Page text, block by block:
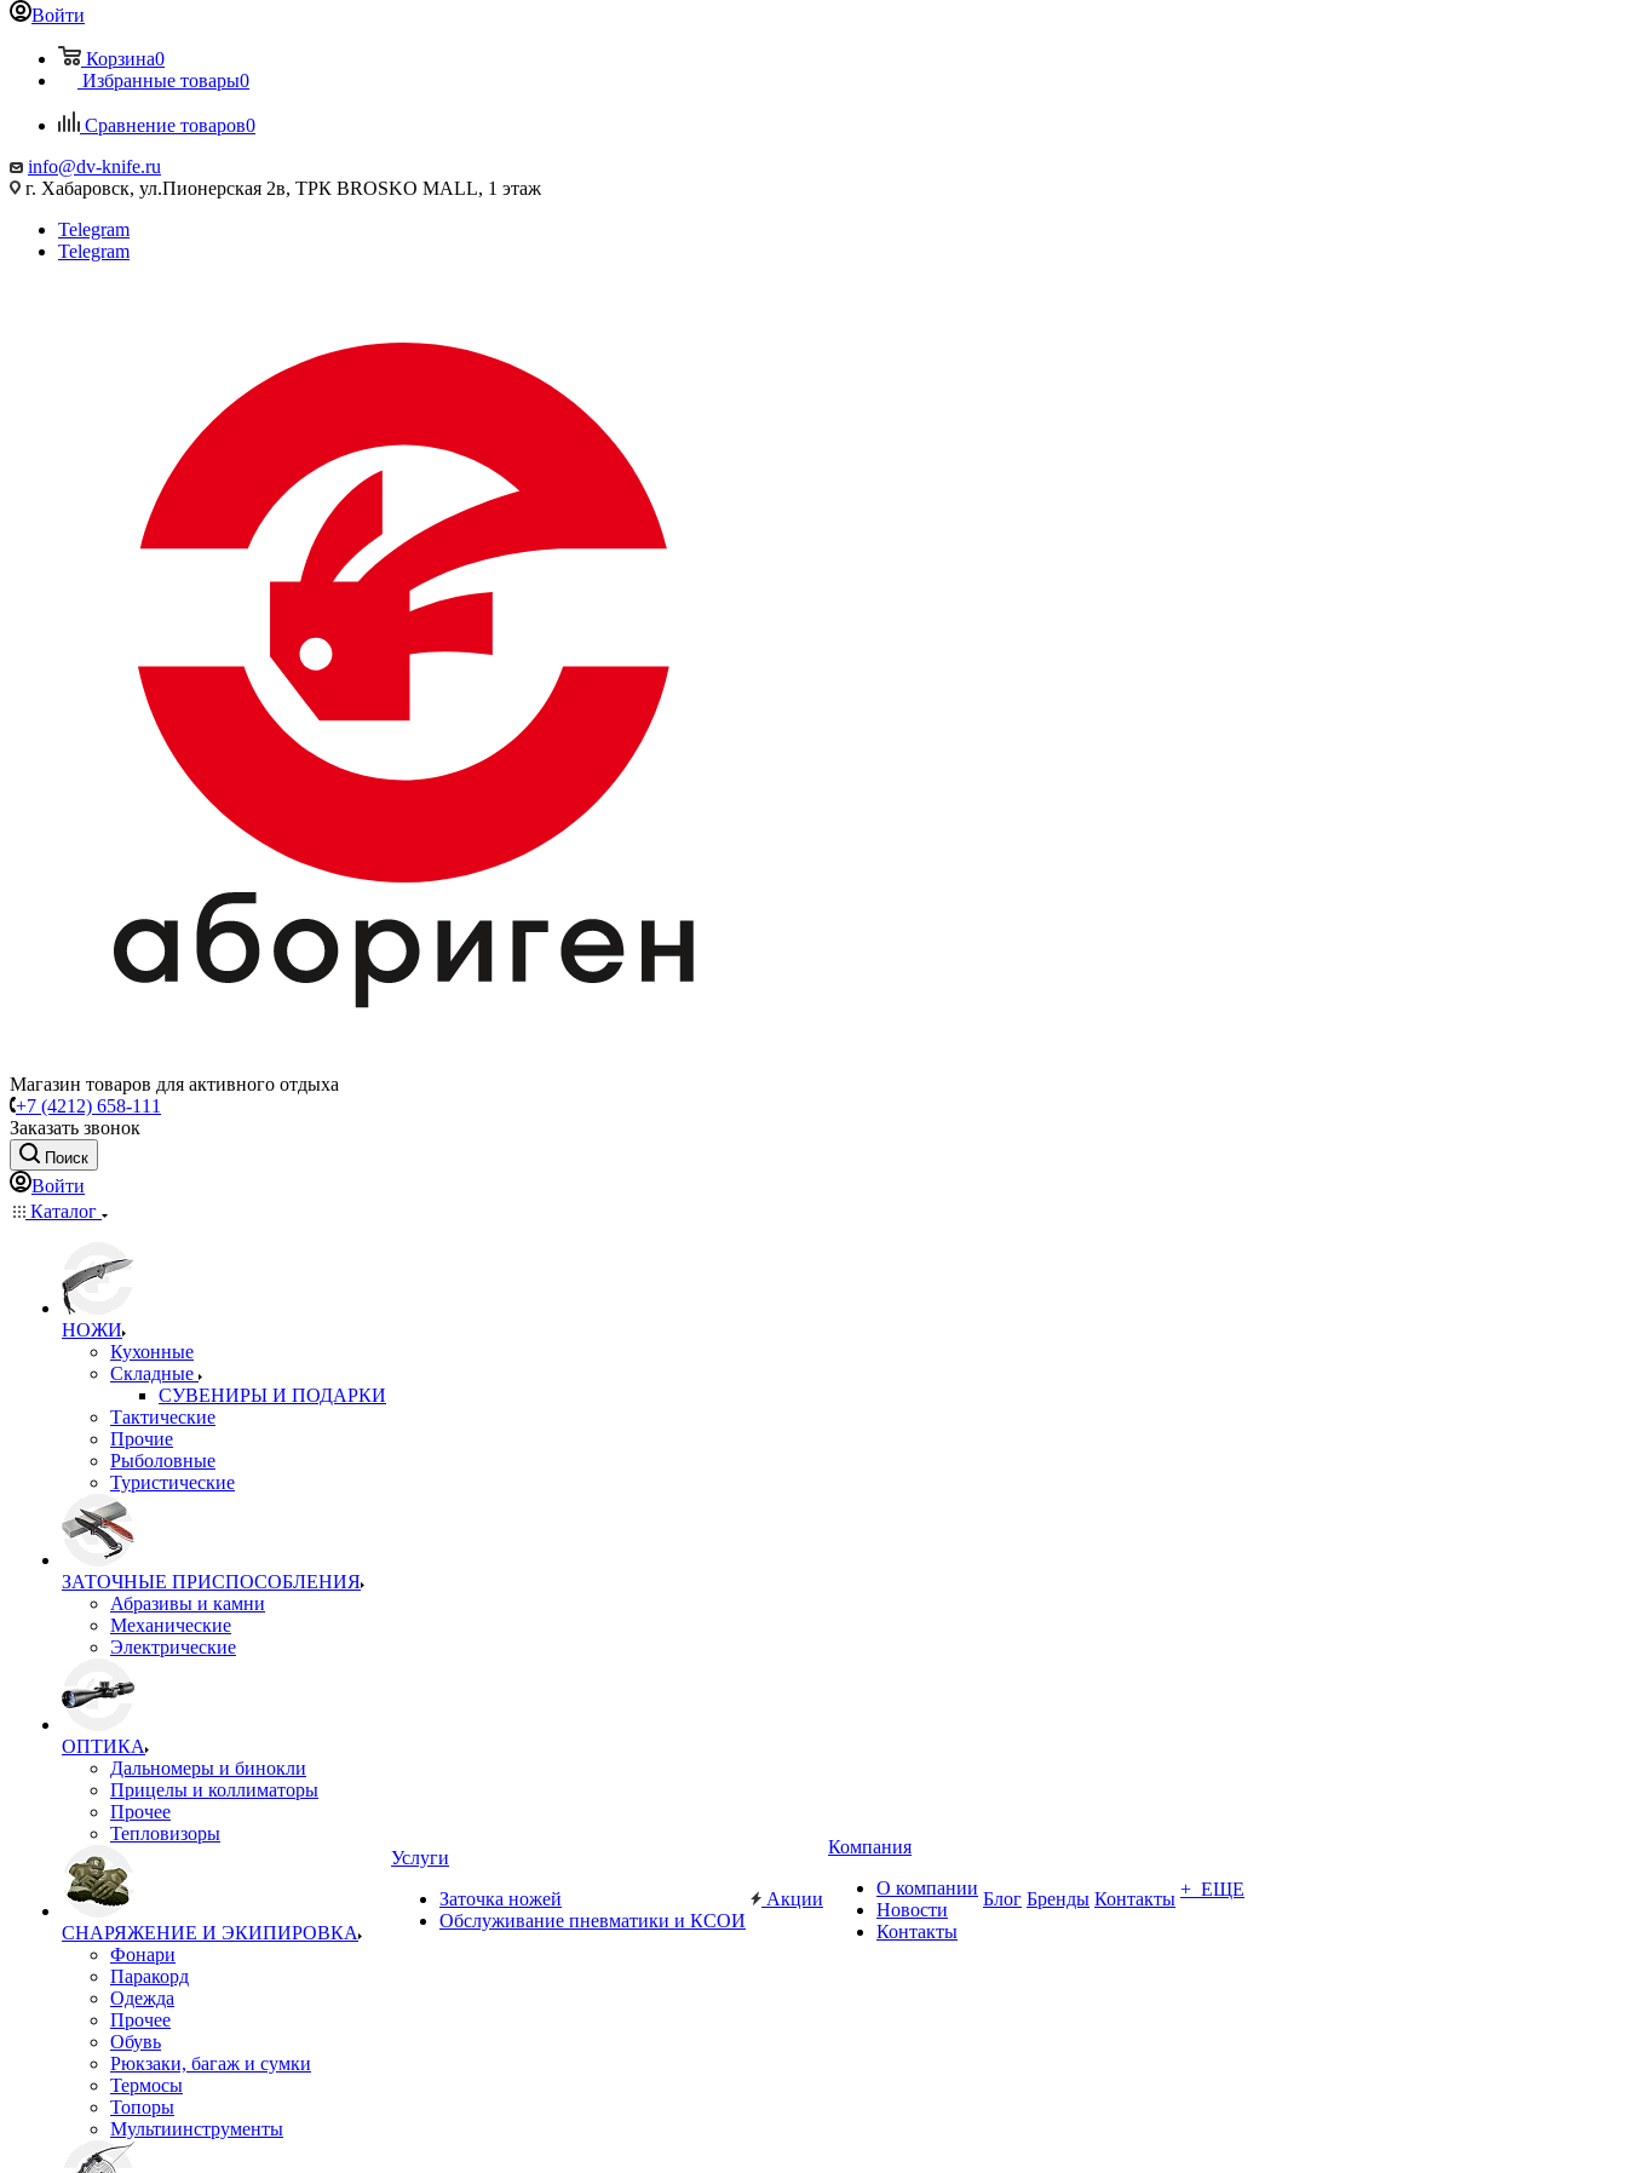
Войти
Корзина0
Избранные товары0
Сравнение товаров0
info@dv-knife.ru
г. Хабаровск, ул.Пионерская 2в, ТРК BROSKO MALL, 1 этаж
Telegram
Telegram
Магазин товаров для активного отдыха
+7 (4212) 658-111
Заказать звонок
Поиск
Войти
Каталог
НОЖИ
Кухонные
Складные
СУВЕНИРЫ И ПОДАРКИ
Тактические
Прочие
Рыболовные
Туристические
ЗАТОЧНЫЕ ПРИСПОСОБЛЕНИЯ
Абразивы и камни
Механические
Электрические
ОПТИКА
Дальномеры и бинокли
Прицелы и коллиматоры
Прочее
Тепловизоры
СНАРЯЖЕНИЕ И ЭКИПИРОВКА
Фонари
Паракорд
Одежда
Прочее
Обувь
Рюкзаки, багаж и сумки
Термосы
Топоры
Мультиинструменты
Услуги
Заточка ножей
Обслуживание пневматики и КСОИ
Акции
Компания
О компании
Новости
Контакты
Блог Бренды Контакты + ЕЩЕ